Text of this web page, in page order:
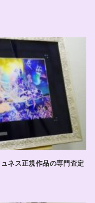
ネス正規作品の専門査定